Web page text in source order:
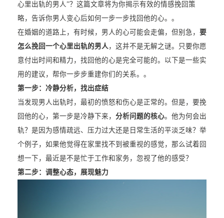
心里出轨的男人”？这篇文章将为你揭示有效的情感挽回策
略，告诉你男人变心后如何一步一步找回他的心。。
在婚姻的道路上，有时候，男人的心可能会走偏，但别急， 要
怎么挽回一个心里出轨的男人，这并不是无解之谜。只要你愿
意付出时间和精力，找回他的心是完全可能的。以下是一些实
用的建议，帮你一步步重建你们的关系。。
第一步：冷静分析，找出症结
当发现男人出轨时，最初的愤怒和伤心是正常的。但是，要挽
回他的心，第一步是冷静下来， 分析问题的核心。他为何会出
轨？是因为感情疏远、压力过大还是日常生活的平淡乏味？举
个例子，如果他觉得在家里找不到被重视的感觉，那么试着回
想一下，最近是不是忙于工作和家务，忽视了他的感受？
第二步：调整心态，展现魅力